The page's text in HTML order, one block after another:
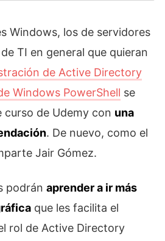
Windows, los de servidores
TI en general que quieran
de Active Directory
Windows PowerShell se
curso de Udemy con una
. De nuevo, como el
Jair Gómez.
podrán aprender a ir más
que les facilita el
rol de Active Directory